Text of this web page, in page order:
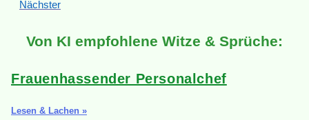
Nächster
Von KI empfohlene Witze & Sprüche:
Frauenhassender Personalchef
Lesen & Lachen »